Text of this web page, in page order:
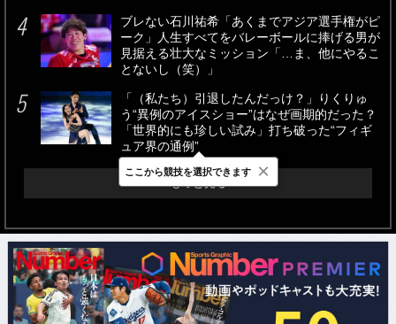
ブレない石川祐希「あくまでアジア選手権がピ
ーク」人生すべてをバレーボールに捧げる男が
見据える壮大なミッション「…ま、他にやるこ
とないし（笑）」
「（私たち）引退したんだっけ？」りくりゅ
う“異例のアイスショー”はなぜ画期的だった？
「世界的にも珍しい試み」打ち破った“フィギ
ュア界の通例”
ここから競技を選択できます ×